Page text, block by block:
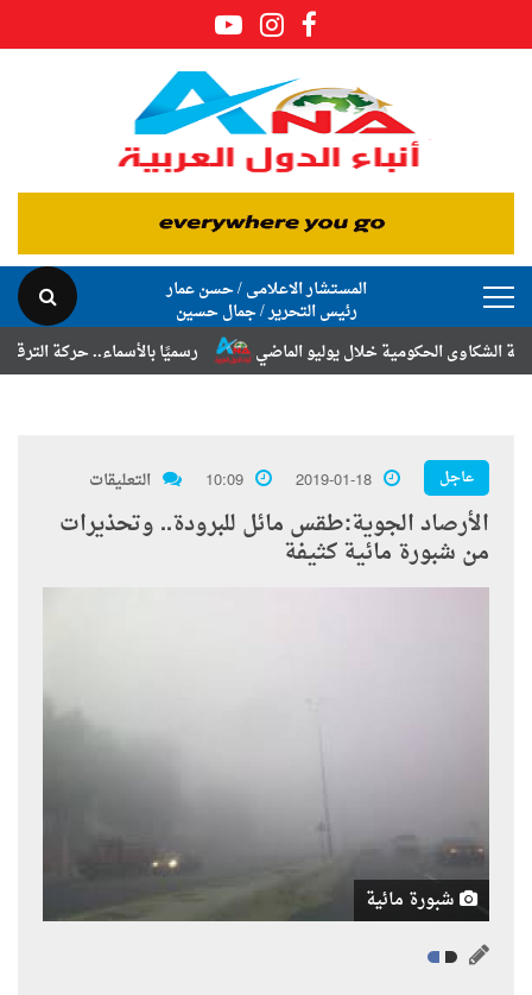
المستشار الاعلامى / حسن عمار
رئيس التحرير / جمال حسين
رسميًا بالأسماء.. حركة الترقيات
الحكومية خلال يوليو الماضي
عاجل 2019-01-18
10:09 التعليقات
الأرصاد الجوية:طقس مائل للبرودة.. وتحذيرات
من شبورة مائية كثيفة
شبورة مائية